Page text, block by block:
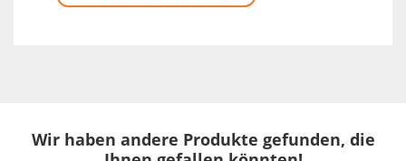
Wir haben andere Produkte gefunden, die